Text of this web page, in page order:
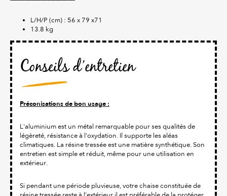
L/H/P (cm) : 56 x 79 x71
13.8 kg
Conseils d’entretien
Préconisations de bon usage :
L'aluminium est un métal remarquable pour ses qualités de
légèreté, résistance à l'oxydation. Il supporte les aléas
climatiques. La résine tressée est une matière synthétique. Son
entretien est simple et réduit, même pour une utilisation en
extérieur.
Si pendant une période pluvieuse, votre chaise constituée de